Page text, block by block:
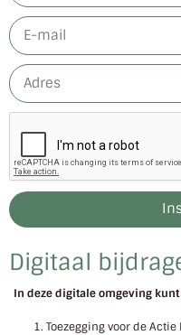
Digitaal
In deze digitale omgeving kunt
Toezegging voor de